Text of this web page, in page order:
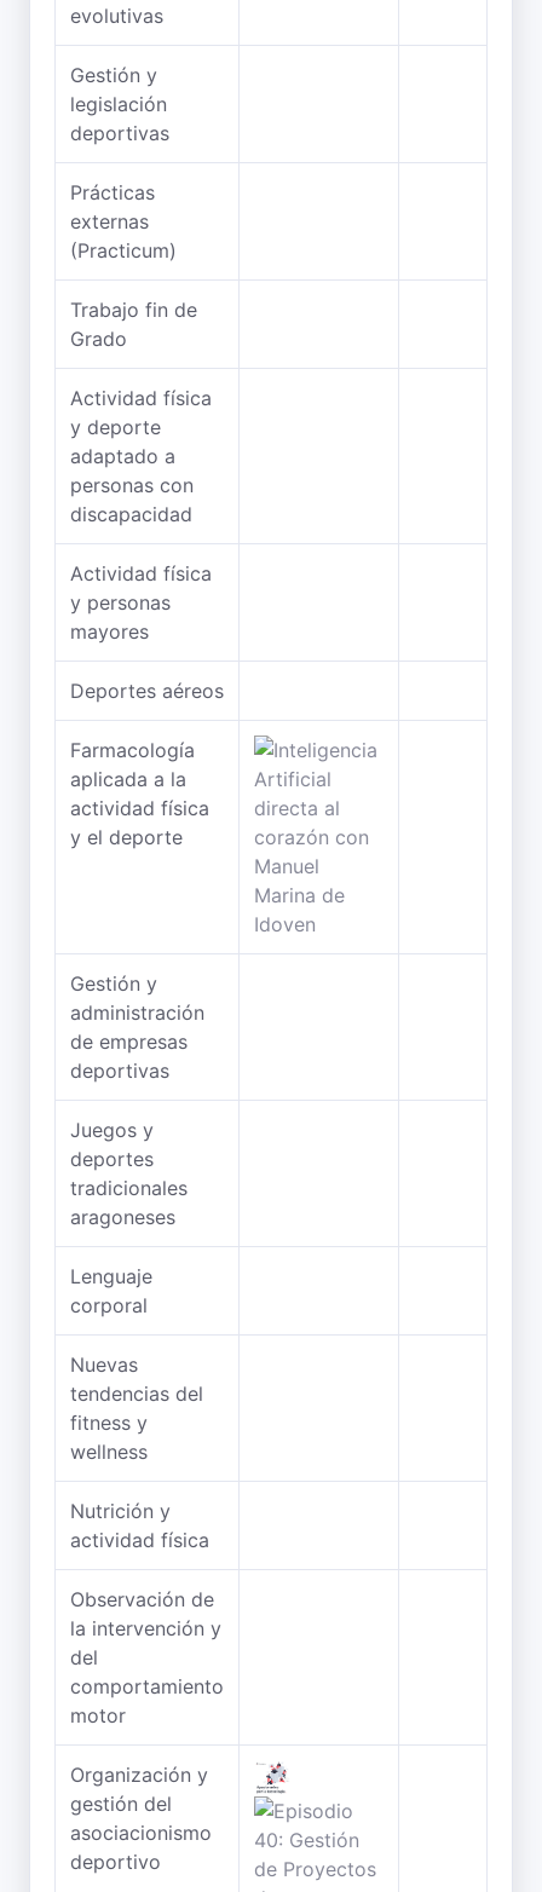
evolutivas
Gestión y
legislación
deportivas
Prácticas
externas
(Practicum)
Trabajo fin de
Grado
Actividad física
y deporte
adaptado a
personas con
discapacidad
Actividad física
y personas
mayores
Deportes aéreos
Farmacología
aplicada a la
actividad física
y el deporte
Gestión y
administración
de empresas
deportivas
Juegos y
deportes
tradicionales
aragoneses
Lenguaje
corporal
Nuevas
tendencias del
fitness y
wellness
Nutrición y
actividad física
Observación de
la intervención y
del
comportamiento
motor
Organización y
gestión del
asociacionismo
deportivo